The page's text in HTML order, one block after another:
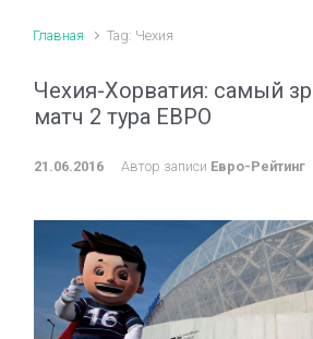
Главная Tag: Чехия
Чехия-Хорватия: самый
матч 2 тура ЕВРО
21.06.2016 Автор записи Евро-Рейтинг